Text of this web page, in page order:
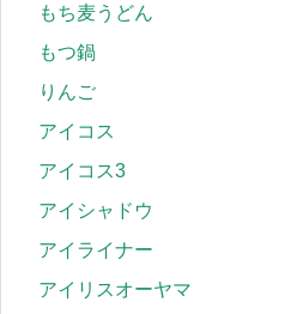
もち麦うどん
もつ鍋
りんご
アイコス
アイコス3
アイシャドウ
アイライナー
アイリスオーヤマ